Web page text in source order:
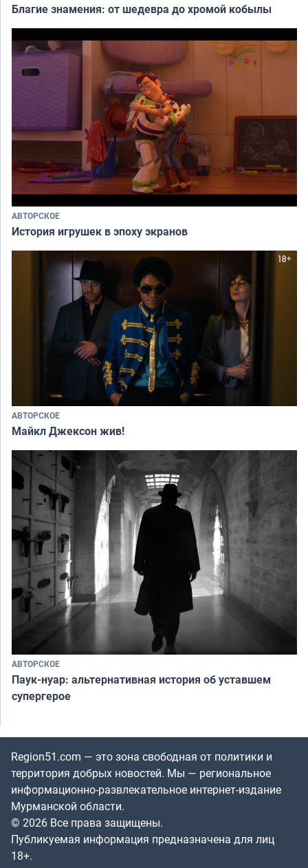
Благие знамения: от шедевра до хромой кобылы
АВТОРСКОЕ
История игрушек в эпоху экранов
АВТОРСКОЕ
Майкл Джексон жив!
АВТОРСКОЕ
Паук-нуар: альтернативная история об уставшем
супергерое
Region51.com — это зона свободная от политики и
территория добрых новостей. Мы — региональное
информационно-развлекательное интернет-издание
Мурманской области.
© 2026 Все права защищены.
Публикуемая информация предназначена для лиц
18+.